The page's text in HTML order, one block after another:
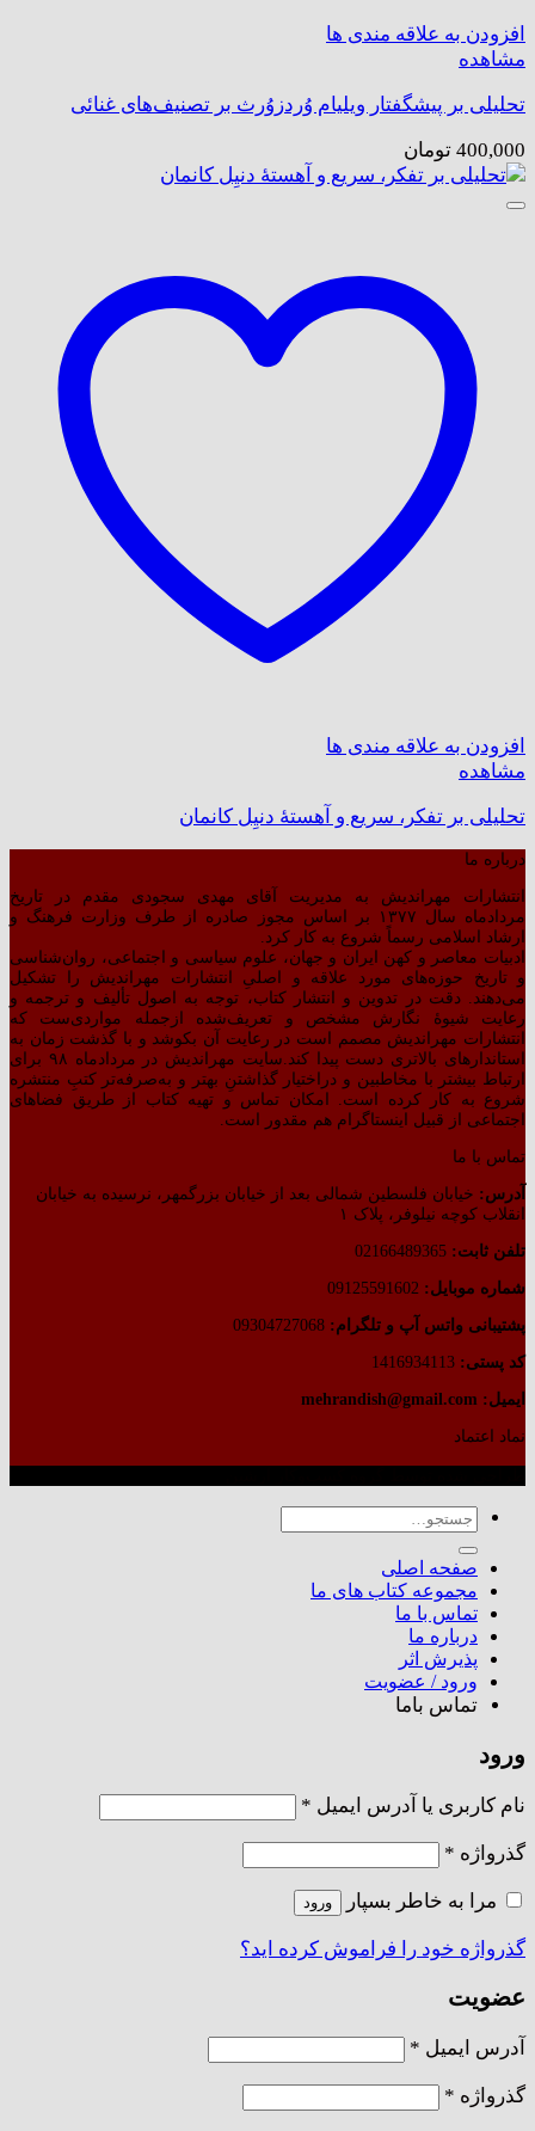
افزودن به علاقه مندی ها
مشاهده
تحلیلی بر پیشگفتار ویلیام وُردزوُرث بر تصنیف‌های غنائی
400,000 تومان
افزودن به علاقه مندی ها
مشاهده
تحلیلی بر تفکر، سریع و آهستۀ دنیِل کانمان
درباره ما
انتشارات مهراندیش به مدیریت آقای مهدی سجودی مقدم در تاریخ
مردادماه سال ۱۳۷۷ بر اساس مجوز صادره از طرف وزارت فرهنگ و
ارشاد اسلامی رسماً شروع به کار کرد.
ادبیات معاصر و کهن ایران و جهان، علوم سیاسی و اجتماعی، روان‌شناسی
و تاریخ حوزه‌های مورد علاقه و اصلیِ انتشارات مهراندیش را تشکیل
می‌دهند. دقت در تدوین و انتشار کتاب،‌ توجه به اصول تألیف و ترجمه و
رعایت شیوهٔ نگارش مشخص و تعریف‌شده ازجمله مواردی‌ست که
انتشارات مهراندیش مصمم است در رعایت آن بکوشد و با گذشت زمان به
استاندارهای بالاتری دست پیدا کند.سایت مهراندیش در مردادماه ۹۸ برای
ارتباط بیشتر با مخاطبین و دراختیار گذاشتنِ بهتر و به‌صرفه‌تر کتبِ منتشره
شروع به کار کرده است. امکان تماس و تهیه کتاب از طریق فضاهای
اجتماعی از قبیل اینستاگرام هم مقدور است.
تماس با ما
آدرس: خیابان فلسطین شمالی بعد از خیابان بزرگمهر، نرسیده به خیابان
انقلاب کوچه نیلوفر، پلاک ۱
تلفن ثابت:
شماره موبایل:
پشتیبانی واتس آپ و تلگرام:
کد پستی:
ایمیل: mehrandish@gmail.com
نماد اعتماد
جستجو
برای:
صفحه اصلی
مجموعه کتاب های ما
تماس با ما
درباره ما
پذیرش اثر
ورود / عضویت
تماس باما
ورود
نام کاربری یا آدرس ایمیل *
گذرواژه *
مرا به خاطر بسپار ورود
گذرواژه خود را فراموش کرده اید؟
عضویت
آدرس ایمیل *
گذرواژه *